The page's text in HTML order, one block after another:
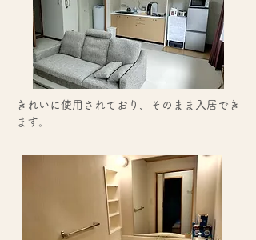
​きれいに使用されており、そのまま入居でき
ます。